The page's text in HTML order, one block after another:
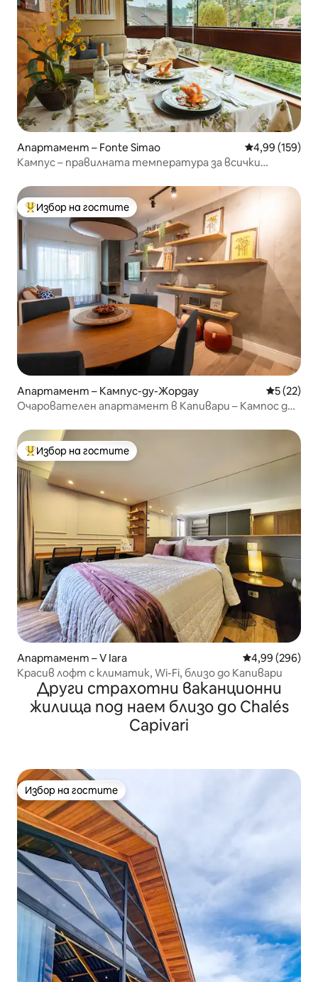
Апартамент – Fonte Simao Средна
4,99 (159)
Кампус – правилната температура за всички
Най-популярен избор на гостите
Избор на гостите
Апартамент – Кампус-ду-Жордау Средна
5 (22)
Очарователен апартамент в Капивари – Кампос до
Най-популярен избор на гостите
Избор на гостите
Апартамент – V Iara Средна
4,99 (296)
Красив лофт с климатик, Wi-Fi, близо до Капивари
Други страхотни ваканционни
жилища под наем близо до Chalés
Capivari
Избор на гостите
Избор на гостите